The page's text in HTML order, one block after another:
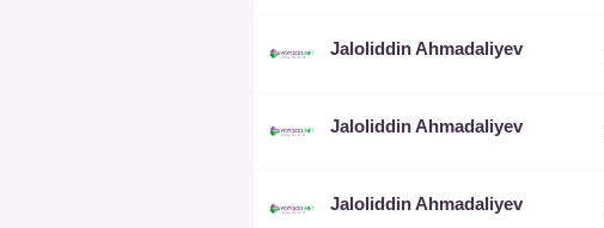
Jaloliddin Ahmadaliyev
Jaloliddin Ahmadaliyev
Jaloliddin Ahmadaliyev